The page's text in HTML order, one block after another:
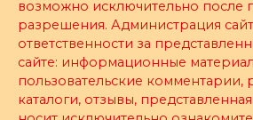
возможно исключительно после
разрешения. Администрация
ответственности за
сайте: информационные
пользовательские комментарии,
каталоги, отзывы,